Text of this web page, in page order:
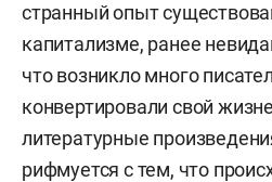
странный опыт
капитализме, ранее
что возникло много
конвертировали свой
литературные
рифмуется с тем, что